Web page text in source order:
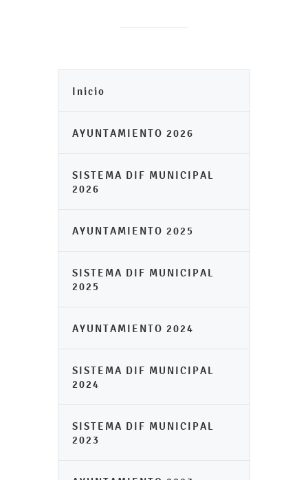
Inicio
AYUNTAMIENTO 2026
SISTEMA DIF MUNICIPAL
2026
AYUNTAMIENTO 2025
SISTEMA DIF MUNICIPAL
2025
AYUNTAMIENTO 2024
SISTEMA DIF MUNICIPAL
2024
SISTEMA DIF MUNICIPAL
2023